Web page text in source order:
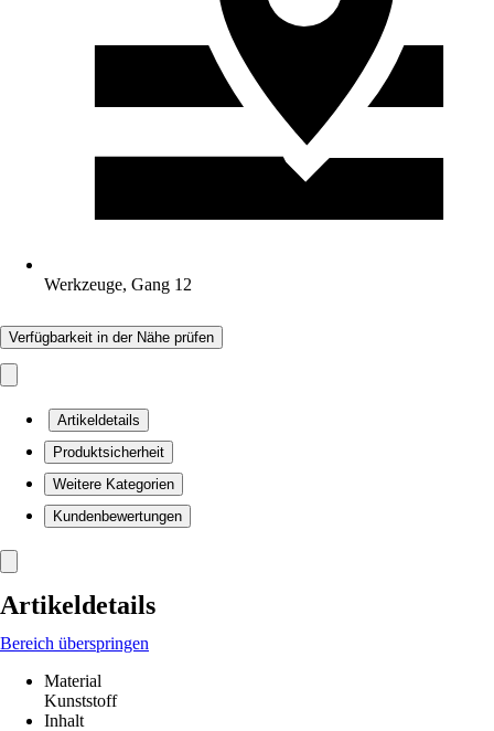
Werkzeuge, Gang 12
Verfügbarkeit in der Nähe prüfen
Artikeldetails
Produktsicherheit
Weitere Kategorien
Kundenbewertungen
Artikeldetails
Bereich überspringen
Material
Kunststoff
Inhalt